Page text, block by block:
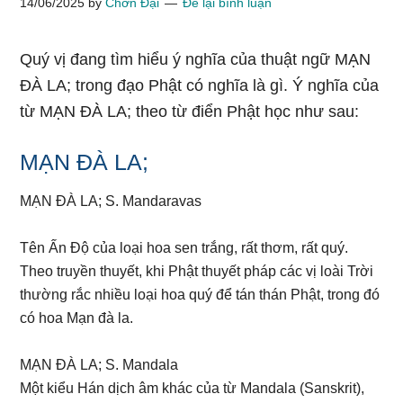
Quý vị đang tìm hiểu ý nghĩa của thuật ngữ MẠN
ĐÀ LA; trong đạo Phật có nghĩa là gì. Ý nghĩa của
từ MẠN ĐÀ LA; theo từ điển Phật học như sau:
MẠN ĐÀ LA;
MẠN ĐÀ LA; S. Mandaravas
Tên Ấn Độ của loại hoa sen trắng, rất thơm, rất quý.
Theo truyền thuyết, khi Phật thuyết pháp các vị loài Trời
thường rắc nhiều loại hoa quý để tán thán Phật, trong đó
có hoa Mạn đà la.
MẠN ĐÀ LA; S. Mandala
Một kiểu Hán dịch âm khác của từ Mandala (Sanskrit),